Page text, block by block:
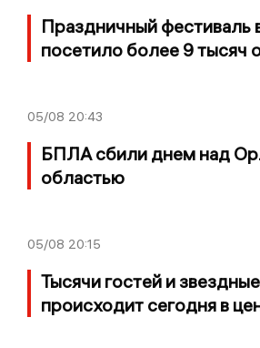
Праздничный фестиваль
посетило более 9 тысяч
05/08 20:43
БПЛА сбили днем над
областью
05/08 20:15
Тысячи гостей и
происходит сегодня в